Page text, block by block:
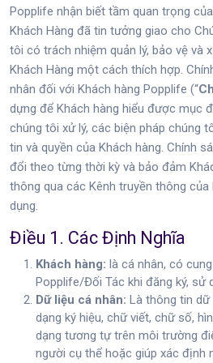
Popplife nhận biết tầm quan trọng
Khách Hàng đã tin tưởng giao cho
tôi có trách nhiệm quản lý, bảo vệ và
Khách Hàng một cách thích hợp.
nhân đối với Khách hàng Popplife (“
dựng để Khách hàng hiểu được mục
chúng tôi xử lý, các biện pháp chúng
tin và quyền của Khách hàng. Chính
đổi theo từng thời kỳ và bảo đảm
thông qua các Kênh truyền thông
dụng.
Điều 1. Các Định Nghĩa
Khách hàng: là cá nhân, có
Popplife/Đối Tác khi đăng ký, sử
Dữ liệu cá nhân: Là thông tin dữ
dạng ký hiệu, chữ viết, chữ số,
dạng tương tự trên môi trường
người cụ thể hoặc giúp xác định